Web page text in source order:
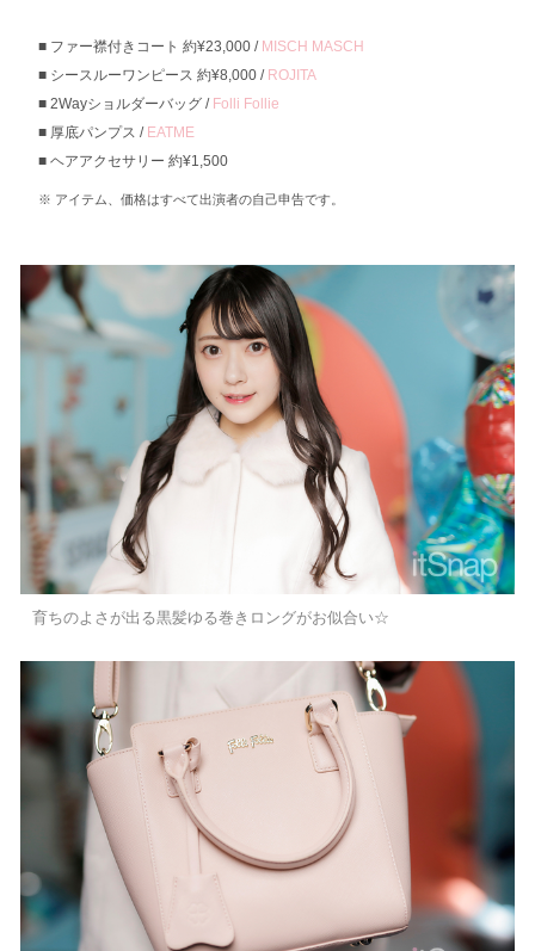
ファー襟付きコート 約¥23,000 / MISCH MASCH
シースルーワンピース 約¥8,000 / ROJITA
2Wayショルダーバッグ / Folli Follie
厚底パンプス / EATME
ヘアアクセサリー 約¥1,500
アイテム、価格はすべて出演者の自己申告です。
育ちのよさが出る黒髪ゆる巻きロングがお似合い☆